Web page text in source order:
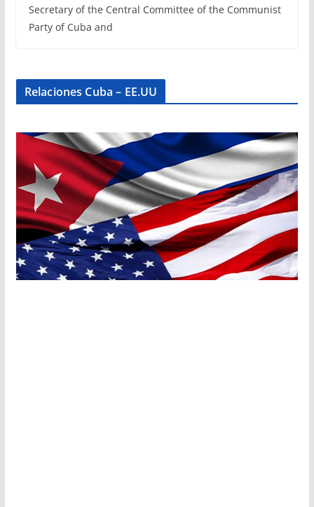
Secretary of the Central Committee of the Communist
Party of Cuba and
Relaciones Cuba – EE.UU